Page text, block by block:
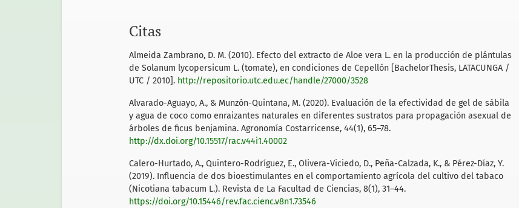
Citas
Almeida Zambrano, D. M. (2010). Efecto del extracto de Aloe vera L. en la producción de plántulas
de Solanum lycopersicum L. (tomate), en condiciones de Cepellón [BachelorThesis, LATACUNGA /
UTC / 2010]. http://repositorio.utc.edu.ec/handle/27000/3528
Alvarado-Aguayo, A., & Munzón-Quintana, M. (2020). Evaluación de la efectividad de gel de sábila
y agua de coco como enraizantes naturales en diferentes sustratos para propagación asexual de
árboles de ficus benjamina. Agronomía Costarricense, 44(1), 65–78.
http://dx.doi.org/10.15517/rac.v44i1.40002
Calero-Hurtado, A., Quintero-Rodríguez, E., Olivera-Viciedo, D., Peña-Calzada, K., & Pérez-Díaz, Y.
(2019). Influencia de dos bioestimulantes en el comportamiento agrícola del cultivo del tabaco
(Nicotiana tabacum L.). Revista de La Facultad de Ciencias, 8(1), 31–44.
https://doi.org/10.15446/rev.fac.cienc.v8n1.73546